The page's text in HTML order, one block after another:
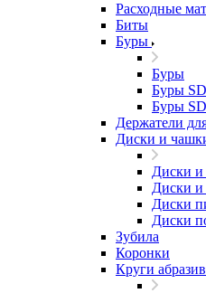
Расходные
Биты
Буры
Буры
Буры
Буры
Держатели
Диски и
Диски
Диски и
Диски
Диски
Зубила
Коронки
Круги